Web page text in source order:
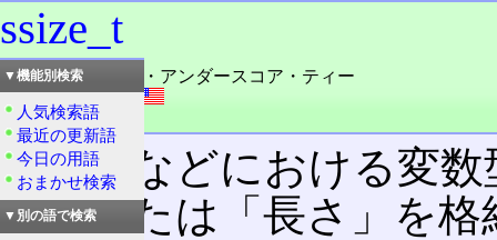
ssize_t
読み：エスサイズ・アンダースコア・ティー
外語：ssize_t
品詞：名詞
C/C++ などにおける変
ー」または「長さ」を
▼機能別検索
人気検索語
最近の更新語
今日の用語
おまかせ検索
▼別の語で検索